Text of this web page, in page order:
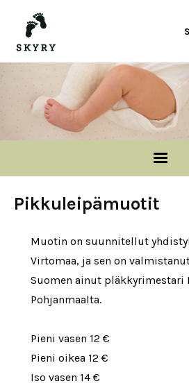
Pikkuleipämuotit
Muotin on suunnitellut
Virtomaa, ja sen on
Suomen ainut pläkkyrimestari
Pohjanmaalta.
Pieni vasen 12 €
Pieni oikea 12 €
Iso vasen 14 €